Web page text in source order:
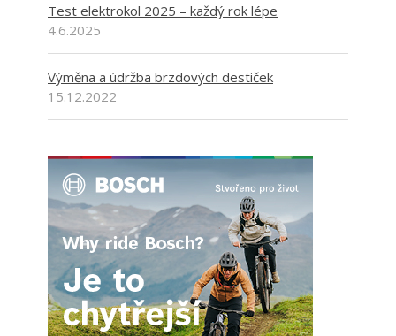
Test elektrokol 2025 – každý rok lépe
4.6.2025
Výměna a údržba brzdových destiček
15.12.2022